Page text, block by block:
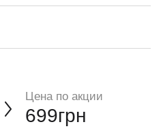
Цена по акции
699грн